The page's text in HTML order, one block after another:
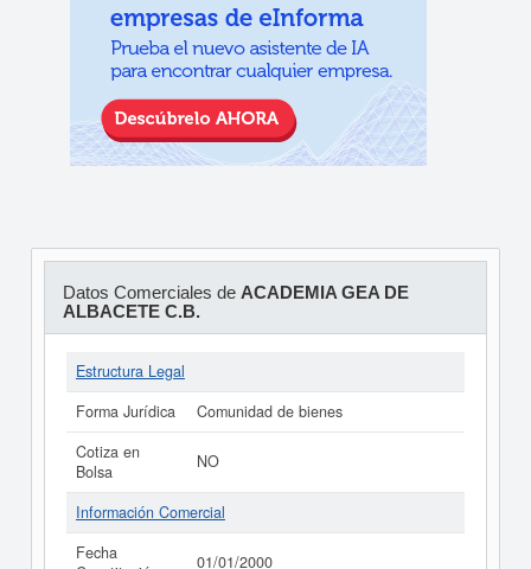
Datos Comerciales de ACADEMIA GEA DE
ALBACETE C.B.
Estructura Legal
Forma Jurídica
Comunidad de bienes
Cotiza en
Bolsa
NO
Información Comercial
Fecha
01/01/2000